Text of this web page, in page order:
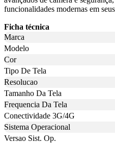
funcionalidades modernas em
Ficha técnica
Marca
Modelo
Cor
Tipo De Tela
Resolucao
Tamanho Da Tela
Frequencia Da Tela
Conectividade 3G/4G
Sistema Operacional
Versao Sist. Op.